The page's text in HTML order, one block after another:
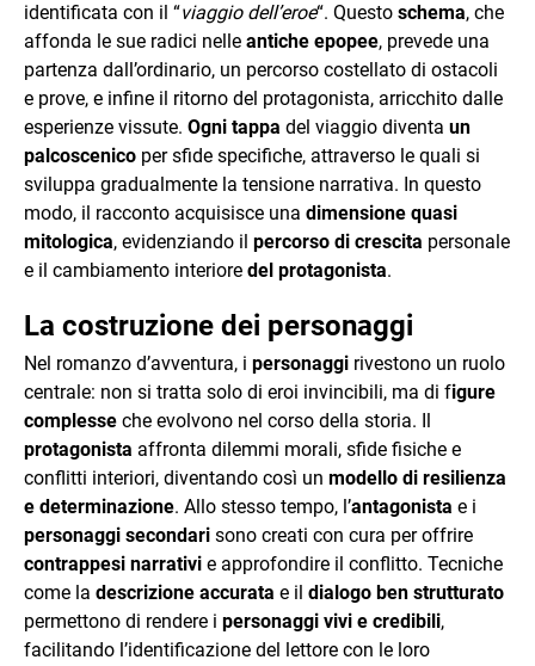
identificata con il “viaggio dell’eroe“. Questo schema, che
affonda le sue radici nelle antiche epopee, prevede una
partenza dall’ordinario, un percorso costellato di ostacoli
e prove, e infine il ritorno del protagonista, arricchito dalle
esperienze vissute. Ogni tappa del viaggio diventa un
palcoscenico per sfide specifiche, attraverso le quali si
sviluppa gradualmente la tensione narrativa. In questo
modo, il racconto acquisisce una dimensione quasi
mitologica, evidenziando il percorso di crescita personale
e il cambiamento interiore del protagonista.
La costruzione dei personaggi
Nel romanzo d’avventura, i personaggi rivestono un ruolo
centrale: non si tratta solo di eroi invincibili, ma di figure
complesse che evolvono nel corso della storia. Il
protagonista affronta dilemmi morali, sfide fisiche e
conflitti interiori, diventando così un modello di resilienza
e determinazione. Allo stesso tempo, l’antagonista e i
personaggi secondari sono creati con cura per offrire
contrappesi narrativi e approfondire il conflitto. Tecniche
come la descrizione accurata e il dialogo ben strutturato
permettono di rendere i personaggi vivi e credibili,
facilitando l’identificazione del lettore con le loro